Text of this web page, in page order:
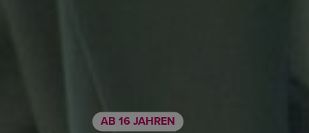
AB 16 JAHREN